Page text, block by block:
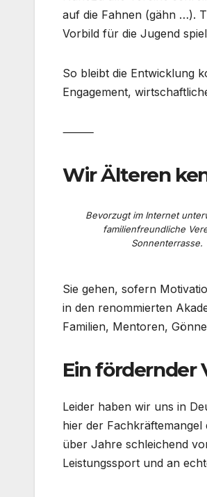
auf die Fahnen (gähn …).
Vorbild für die Jugend
So bleibt die Entwicklung
Engagement,
⸻
Wir Älteren
Bevorzugt im Internet
familienfreundliche
Sonnenterrasse.
Sie gehen, sofern
in den renommierten
Familien, Mentoren,
Ein fördernder
Leider haben wir uns in
hier der
über Jahre schleichend
Leistungssport und an